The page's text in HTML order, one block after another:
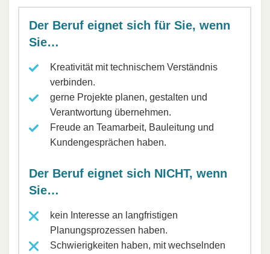
Der Beruf eignet sich für Sie, wenn
Sie…
Kreativität mit technischem Verständnis
verbinden.
gerne Projekte planen, gestalten und
Verantwortung übernehmen.
Freude an Teamarbeit, Bauleitung und
Kundengesprächen haben.
Der Beruf eignet sich NICHT, wenn
Sie…
kein Interesse an langfristigen
Planungsprozessen haben.
Schwierigkeiten haben, mit wechselnden